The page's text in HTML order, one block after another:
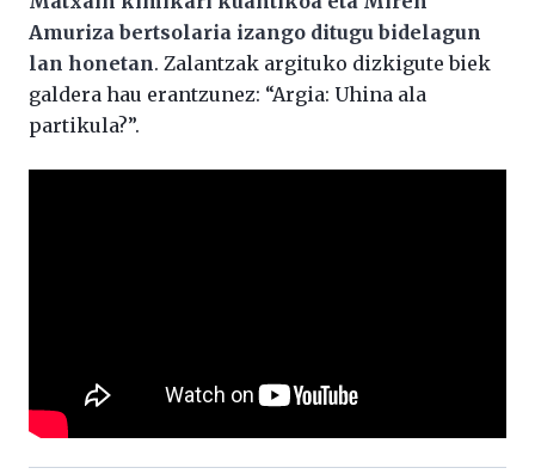
Amuriza bertsolaria izango ditugu bidelagun
lan honetan. Zalantzak argituko dizkigute biek
galdera hau erantzunez: “Argia: Uhina ala
partikula?”.